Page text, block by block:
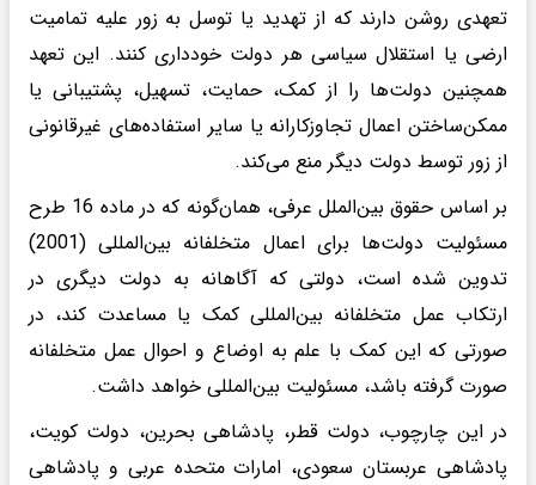
تعهدی روشن دارند که از تهدید یا توسل به زور علیه تمامیت
ارضی یا استقلال سیاسی هر دولت خودداری کنند. این تعهد
همچنین دولت‌ها را از کمک، حمایت، تسهیل، پشتیبانی یا
ممکن‌ساختن اعمال تجاوزکارانه یا سایر استفاده‌های غیرقانونی
از زور توسط دولت دیگر منع می‌کند.
بر اساس حقوق بین‌الملل عرفی، همان‌گونه که در ماده 16 طرح
مسئولیت دولت‌ها برای اعمال متخلفانه بین‌المللی (2001)
تدوین شده است، دولتی که آگاهانه به دولت دیگری در
ارتکاب عمل متخلفانه بین‌المللی کمک یا مساعدت کند، در
صورتی که این کمک با علم به اوضاع و احوال عمل متخلفانه
صورت گرفته باشد، مسئولیت بین‌المللی خواهد داشت.
در این چارچوب، دولت قطر، پادشاهی بحرین، دولت کویت،
پادشاهی عربستان سعودی، امارات متحده عربی و پادشاهی